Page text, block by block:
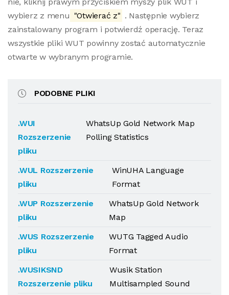
wybierz z menu "Otwierać z" . Następnie wybierz
zainstalowany program i potwierdź operację. Teraz
wszystkie pliki WUT powinny zostać automatycznie
otwarte w wybranym programie.
PODOBNE PLIKI
.WUI
Rozszerzenie
pliku
WhatsUp Gold Network Map
Polling Statistics
.WUL Rozszerzenie
pliku
WinUHA Language
Format
.WUP Rozszerzenie
pliku
WhatsUp Gold Network
Map
.WUS Rozszerzenie
pliku
WUTG Tagged Audio
Format
.WUSIKSND
Rozszerzenie pliku
Wusik Station
Multisampled Sound